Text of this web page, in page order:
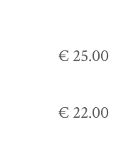
€ 25.00
€ 22.00